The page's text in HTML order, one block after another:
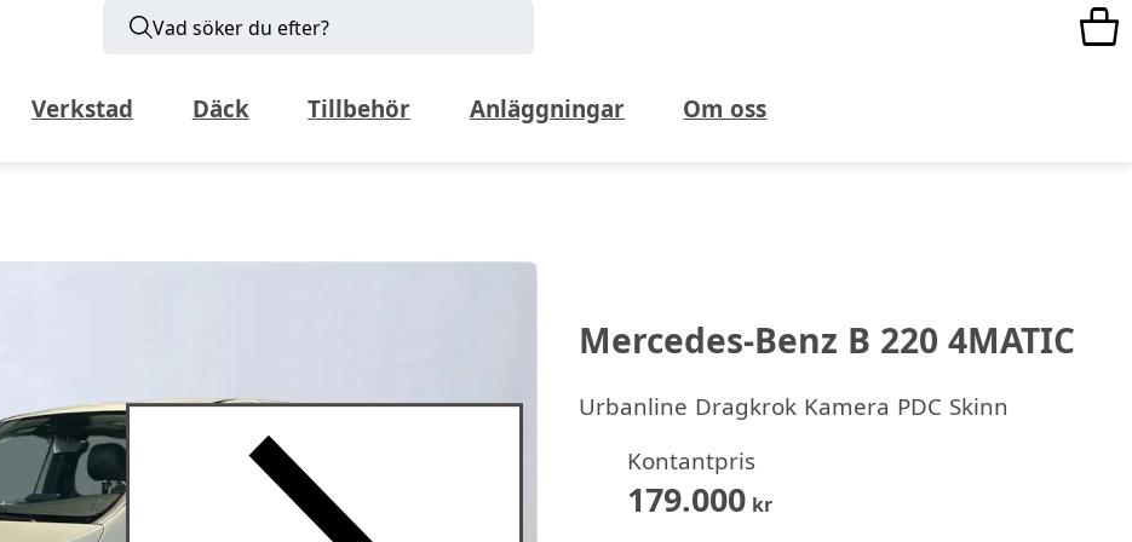
Vad söker du efter?
Verkstad Däck Tillbehör Anläggningar Om oss
Mercedes-Benz B 220 4MATIC
Urbanline Dragkrok Kamera PDC Skinn
Kontantpris
179.000kr